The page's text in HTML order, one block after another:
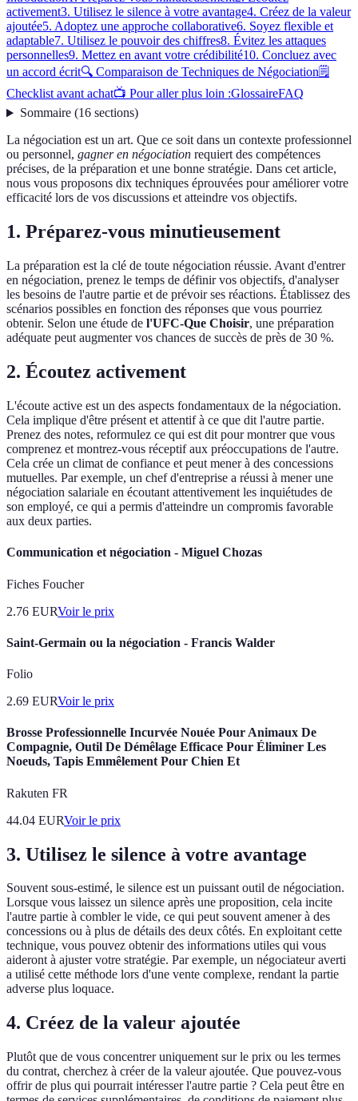
activement3. Utilisez le silence à votre avantage4. Créez de la valeur
ajoutée5. Adoptez une approche collaborative6. Soyez flexible et
adaptable7. Utilisez le pouvoir des chiffres8. Évitez les attaques
personnelles9. Mettez en avant votre crédibilité10. Concluez avec
un accord écrit🔍 Comparaison de Techniques de Négociation🗒️
Checklist avant achat📺 Pour aller plus loin :GlossaireFAQ
Sommaire(16 sections)
La négociation est un art. Que ce soit dans un contexte professionnel
ou personnel, gagner en négociation requiert des compétences
précises, de la préparation et une bonne stratégie. Dans cet article,
nous vous proposons dix techniques éprouvées pour améliorer votre
efficacité lors de vos discussions et atteindre vos objectifs.
1. Préparez-vous minutieusement
La préparation est la clé de toute négociation réussie. Avant d'entrer
en négociation, prenez le temps de définir vos objectifs, d'analyser
les besoins de l'autre partie et de prévoir ses réactions. Établissez des
scénarios possibles en fonction des réponses que vous pourriez
obtenir. Selon une étude de l'UFC-Que Choisir, une préparation
adéquate peut augmenter vos chances de succès de près de 30 %.
2. Écoutez activement
L'écoute active est un des aspects fondamentaux de la négociation.
Cela implique d'être présent et attentif à ce que dit l'autre partie.
Prenez des notes, reformulez ce qui est dit pour montrer que vous
comprenez et montrez-vous réceptif aux préoccupations de l'autre.
Cela crée un climat de confiance et peut mener à des concessions
mutuelles. Par exemple, un chef d'entreprise a réussi à mener une
négociation salariale en écoutant attentivement les inquiétudes de
son employé, ce qui a permis d'atteindre un compromis favorable
aux deux parties.
Communication et négociation - Miguel Chozas
Fiches Foucher
2.76 EURVoir le prix
Saint-Germain ou la négociation - Francis Walder
Folio
2.69 EURVoir le prix
Brosse Professionnelle Incurvée Nouée Pour Animaux De
Compagnie, Outil De Démêlage Efficace Pour Éliminer Les
Noeuds, Tapis Emmêlement Pour Chien Et
Rakuten FR
44.04 EURVoir le prix
3. Utilisez le silence à votre avantage
Souvent sous-estimé, le silence est un puissant outil de négociation.
Lorsque vous laissez un silence après une proposition, cela incite
l'autre partie à combler le vide, ce qui peut souvent amener à des
concessions ou à plus de détails des deux côtés. En exploitant cette
technique, vous pouvez obtenir des informations utiles qui vous
aideront à ajuster votre stratégie. Par exemple, un négociateur averti
a utilisé cette méthode lors d'une vente complexe, rendant la partie
adverse plus loquace.
4. Créez de la valeur ajoutée
Plutôt que de vous concentrer uniquement sur le prix ou les termes
du contrat, cherchez à créer de la valeur ajoutée. Que pouvez-vous
offrir de plus qui pourrait intéresser l'autre partie ? Cela peut être en